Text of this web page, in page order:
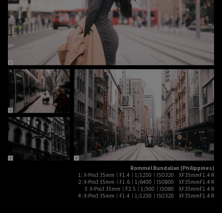
Rommel Bundalian (Philippines)
1: X-Pro3 35mm｜F1.4｜1/1250｜ISO320 XF35mmF1.4 R
2: X-Pro3 35mm｜F1.6｜1/6400｜ISO800 XF35mmF1.4 R
3: X-Pro3 35mm｜F2.5｜1/500｜ISO80 XF35mmF1.4 R
4: X-Pro3 35mm｜F1.4｜1/1250｜ISO320 XF35mmF1.4 R